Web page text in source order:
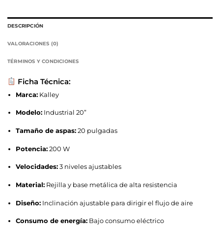
DESCRIPCIÓN
VALORACIONES (0)
TÉRMINOS Y CONDICIONES
Ficha Técnica:
Marca:Kalley
Modelo:Industrial 20”
Tamaño de aspas:20 pulgadas
Potencia:200 W
Velocidades:3 niveles ajustables
Material:Rejilla y base metálica de alta resistencia
Diseño:Inclinación ajustable para dirigir el flujo de aire
Consumo de energía:Bajo consumo eléctrico